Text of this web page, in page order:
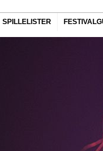
SPILLELISTER